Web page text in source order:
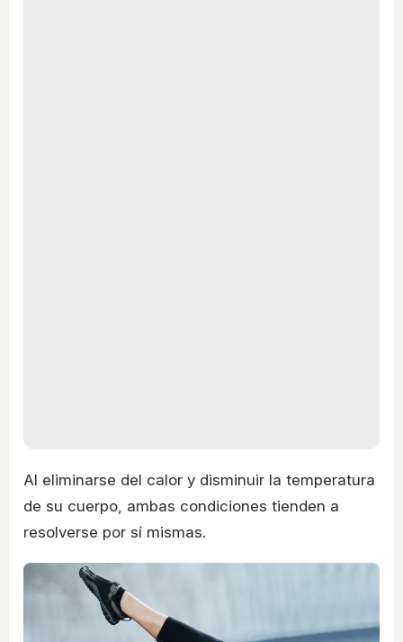
Al eliminarse del calor y disminuir la temperatura
de su cuerpo, ambas condiciones tienden a
resolverse por sí mismas.